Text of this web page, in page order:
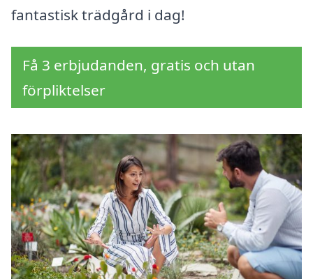
fantastisk trädgård i dag!
Få 3 erbjudanden, gratis och utan
förpliktelser